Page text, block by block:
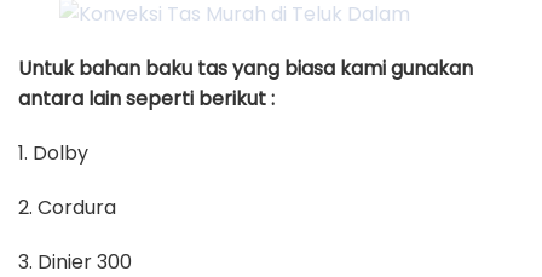
Untuk bahan baku tas yang biasa kami gunakan
antara lain seperti berikut :
1. Dolby
2. Cordura
3. Dinier 300